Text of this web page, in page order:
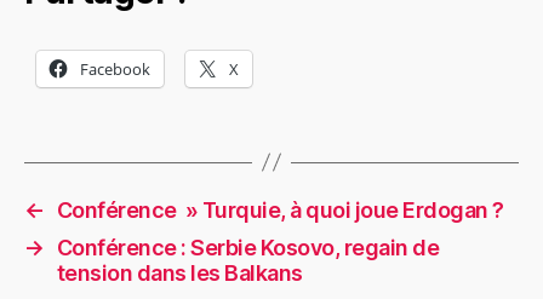
Facebook X
←
Conférence » Turquie, à quoi joue Erdogan ?
→
Conférence : Serbie Kosovo, regain de
tension dans les Balkans